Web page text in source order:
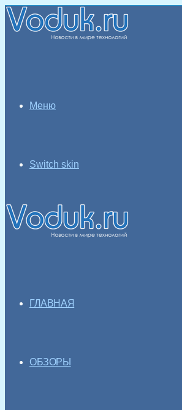
Меню
Switch skin
ГЛАВНАЯ
ОБЗОРЫ